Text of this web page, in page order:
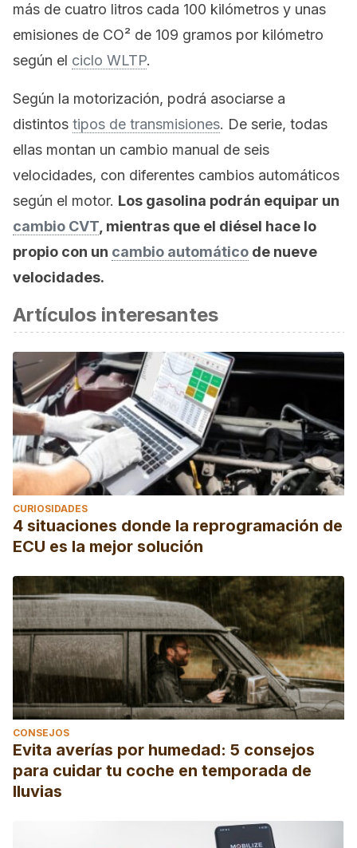
más de cuatro litros cada 100 kilómetros y unas
emisiones de CO² de 109 gramos por kilómetro
según el ciclo WLTP.
Según la motorización, podrá asociarse a
distintos tipos de transmisiones. De serie, todas
ellas montan un cambio manual de seis
velocidades, con diferentes cambios automáticos
según el motor. Los gasolina podrán equipar un
cambio CVT , mientras que el diésel hace lo
propio con un cambio automático de nueve
velocidades.
Artículos interesantes
CURIOSIDADES
4 situaciones donde la reprogramación de
ECU es la mejor solución
CONSEJOS
Evita averías por humedad: 5 consejos
para cuidar tu coche en temporada de
lluvias